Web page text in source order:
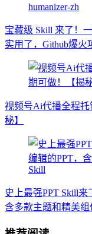
宝藏级 Skill 来了！
实用了，Github爆火
视频号Ai代播全程
秘】
史上最强PPT Skill来
含多款主题和精美组